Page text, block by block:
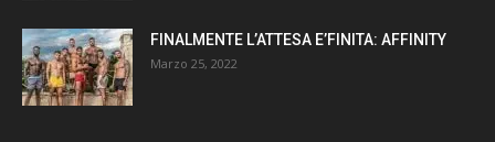
FINALMENTE L’ATTESA E’FINITA: AFFINITY
Marzo 25, 2022